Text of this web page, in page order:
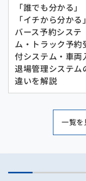
「誰でも分かる」
「イチから分かる」
バース予約システ
ム・トラック予約
付システム・車両
退場管理システム
違いを解説
一覧を